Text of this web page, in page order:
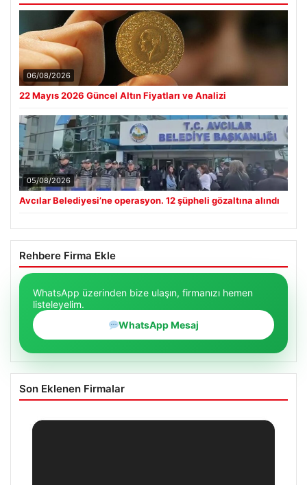
06/08/2026
22 Mayıs 2026 Güncel Altın Fiyatları ve Analizi
05/08/2026
Avcılar Belediyesi’ne operasyon. 12 şüpheli gözaltına alındı
Rehbere Firma Ekle
WhatsApp üzerinden bize ulaşın, firmanızı hemen
listeleyelim.
WhatsApp Mesaj
Son Eklenen Firmalar